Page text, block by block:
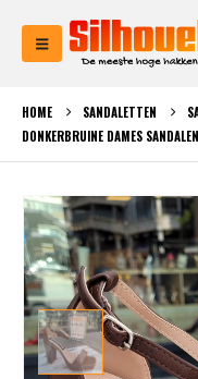
HOME SANDALETTEN
DONKERBRUINE DAMES